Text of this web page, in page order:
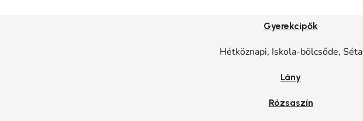
Gyerekcipők
Hétköznapi, Iskola-bölcsőde, Séta
Lány
Rózsaszín